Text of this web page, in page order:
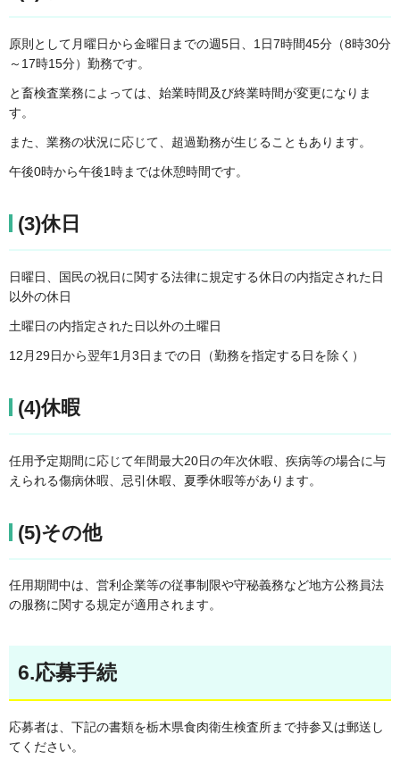
原則として月曜日から金曜日までの週5日、1日7時間45分（8時30分
～17時15分）勤務です。
と畜検査業務によっては、始業時間及び終業時間が変更になりま
す。
また、業務の状況に応じて、超過勤務が生じることもあります。
午後0時から午後1時までは休憩時間です。
(3)休日
日曜日、国民の祝日に関する法律に規定する休日の内指定された日
以外の休日
土曜日の内指定された日以外の土曜日
12月29日から翌年1月3日までの日（勤務を指定する日を除く）
(4)休暇
任用予定期間に応じて年間最大20日の年次休暇、疾病等の場合に与
えられる傷病休暇、忌引休暇、夏季休暇等があります。
(5)その他
任用期間中は、営利企業等の従事制限や守秘義務など地方公務員法
の服務に関する規定が適用されます。
6.応募手続
応募者は、下記の書類を栃木県食肉衛生検査所まで持参又は郵送し
てください。